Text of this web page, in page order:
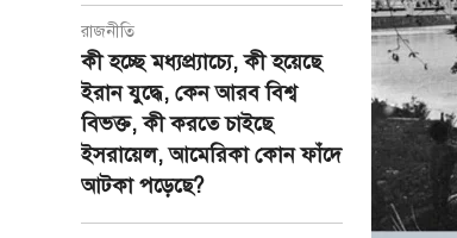
রাজনীতি
কী হচ্ছে মধ্যপ্র্যাচ্যে, কী হয়েছে
ইরান যুদ্ধে, কেন আরব বিশ্ব
বিভক্ত, কী করতে চাইছে
ইসরায়েল, আমেরিকা কোন ফাঁদে
আটকা পড়েছে?